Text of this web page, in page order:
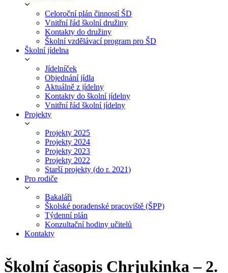
Celoroční plán činností ŠD
Vnitřní řád školní družiny
Kontakty do družiny
Školní vzdělávací program pro ŠD
Školní jídelna
Jídelníček
Objednání jídla
Aktuálně z jídelny
Kontakty do školní jídelny
Vnitřní řád školní jídelny
Projekty
Projekty 2025
Projekty 2024
Projekty 2023
Projekty 2022
Starší projekty (do r. 2021)
Pro rodiče
Bakaláři
Školské poradenské pracoviště (ŠPP)
Týdenní plán
Konzultační hodiny učitelů
Kontakty
Školní časopis Chrjukinka – 2.